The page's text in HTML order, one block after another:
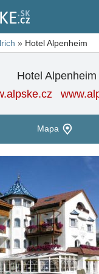
» Hotel Alpenheim
Hotel Alpenheim
Mapa